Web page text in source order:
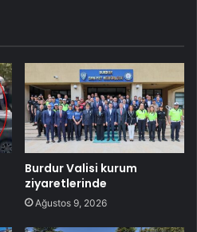
Burdur Valisi kurum
ziyaretlerinde
Ağustos 9, 2026